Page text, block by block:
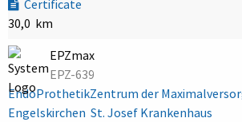
Certificate
30,0 km
EPZmax
EPZ-639
EndoProthetikZentrum der
Engelskirchen  St. Josef Krankenhaus